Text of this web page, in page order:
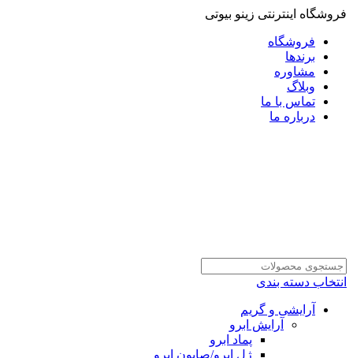
فروشگاه اینترنتی زینو بیوتی
فروشگاه
برندها
مشاوره
وبلاگ
تماس با ما
درباره ما
انتخاب دسته بندی
آرایشی و گریم
آرایش ابرو
پماد ابرو
ژل ابرو/صابون ابرو